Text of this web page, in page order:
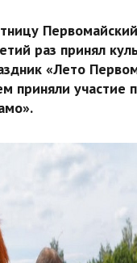
раз принял
«Лето
приняли участие